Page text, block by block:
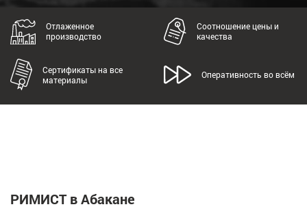
Отлаженное
производство
Соотношение цены и
качества
Сертификаты на все
материалы
Оперативность во всём
РИМИСТ в Абакане